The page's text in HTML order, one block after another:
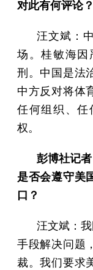
对此有何评论？
汪文斌：
场。桂敏海因
刑。中国是法
中方反对将体
任何组织、任
权。
彭博社记
是否会遵守美
口？
汪文斌：
手段解决问题
裁。我们要求